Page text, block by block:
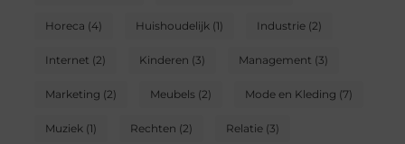
Horeca (4) Huishoudelijk (1) Industrie (2)
Internet (2) Kinderen (3) Management (3)
Marketing (2) Meubels (2) Mode en Kleding (7)
Muziek (1) Rechten (2) Relatie (3)